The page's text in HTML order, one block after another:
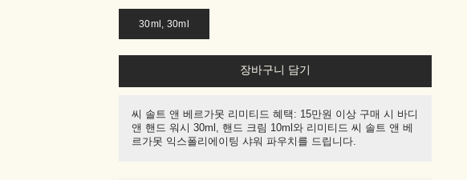
30ml, 30ml
장바구니 담기
씨 솔트 앤 베르가못 리미티드 혜택: 15만원 이상 구매 시 바디
앤 핸드 워시 30ml, 핸드 크림 10ml와 리미티드 씨 솔트 앤 베
르가못 익스폴리에이팅 샤워 파우치를 드립니다.